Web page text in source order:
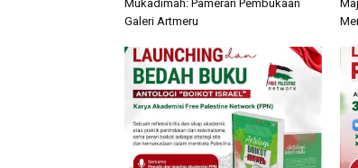
Mukadimah: Pameran Pembukaan
Galeri Artmeru